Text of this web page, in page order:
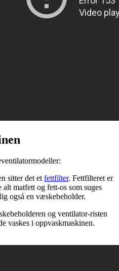
sitter det etfettfilter. Fettfilteret er
matfett og fett-os som suges
også en væskebeholder.
og ventilator-risten
vaskes i oppvaskmaskinen.